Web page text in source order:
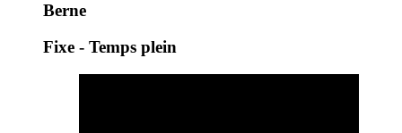
Berne
Fixe - Temps plein